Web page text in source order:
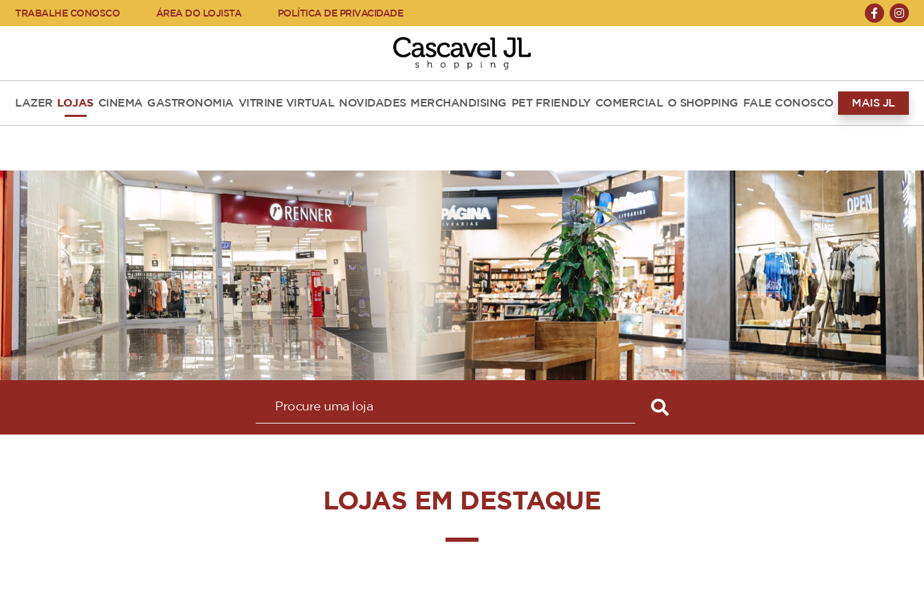
TRABALHE CONOSCO ÁREA DO LOJISTA POLÍTICA DE PRIVACIDADE
LAZER LOJAS CINEMA GASTRONOMIA VITRINE VIRTUAL NOVIDADES MERCHANDISING PET FRIENDLY COMERCIAL O SHOPPING FALE CONOSCO MAIS JL
LOJAS EM DESTAQUE